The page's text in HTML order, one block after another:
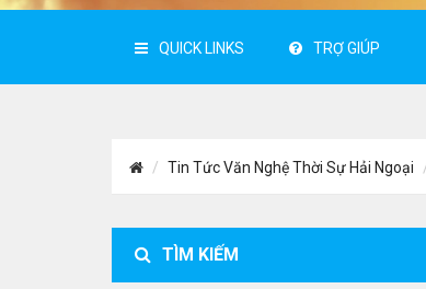
QUICK LINKS TRỢ GIÚP
Tin Tức Văn Nghệ Thời Sự Hải Ngoại
TÌM KIẾM